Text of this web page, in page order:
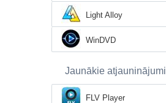
Light Alloy
WinDVD
Jaunākie atjauninājumi
FLV Player